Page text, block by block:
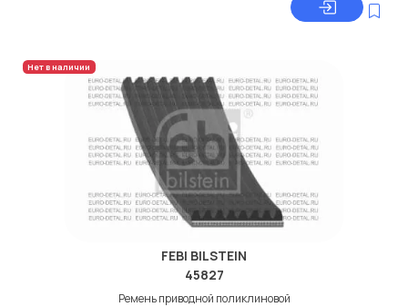
Нет в наличии
FEBI BILSTEIN
45827
Ремень приводной поликлиновой